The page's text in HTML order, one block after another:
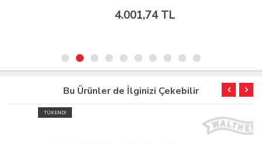
4.001,74 TL
Bu Ürünler de İlginizi Çekebilir